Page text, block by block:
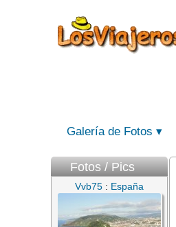
Galería de Fotos
Fotos / Pics
Vvb75 : España